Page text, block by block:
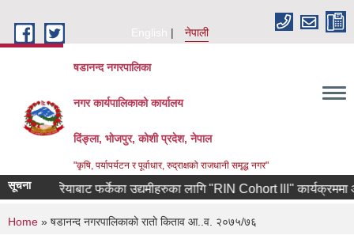
English
नेपाली
षडानन्द नगरपालिका
नगर कार्यपालिकाको कार्यालय
दिंङ्ला, भोजपुर, कोशी प्रदेश, नेपाल
"कृषि, पर्यापर्यटन र पूर्वाधार, रुद्राक्षको राजधानी समृद्ध नगर"
सूचनाकोरियाबाट फर्केका उद्यमीहरुका लागि "RIN Cohort lll" कार्यक्रममा
You are here
Home » षडानन्द नगरपालिकाको रातो किताव आ..व. २०७५/७६